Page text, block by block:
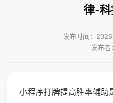
律-科
发布时间：
发布者
小程序打牌提高胜率辅助